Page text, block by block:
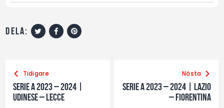
dela:
Tidigare
Serie A 2023 – 2024 |
Udinese – Lecce
Nästa
Serie A 2023 – 2024 | Lazio
– Fiorentina